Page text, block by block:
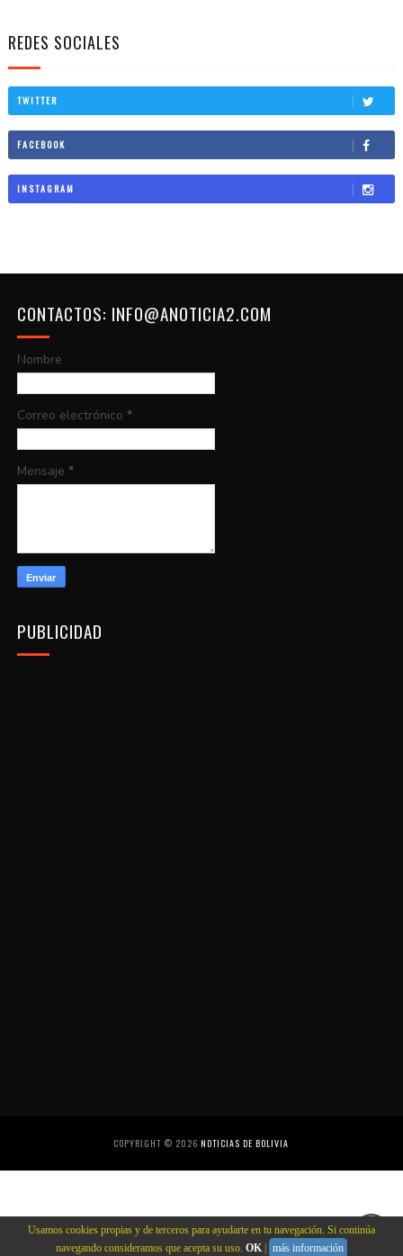
REDES SOCIALES
TWITTER
FACEBOOK
INSTAGRAM
CONTACTOS: INFO@ANOTICIA2.COM
Nombre
Correo electrónico *
Mensaje *
PUBLICIDAD
COPYRIGHT © 2026NOTICIAS DE BOLIVIA
Usamos cookies propias y de terceros para ayudarte en tu navegación. Si continúa
navegando consideramos que acepta su uso. OK más información